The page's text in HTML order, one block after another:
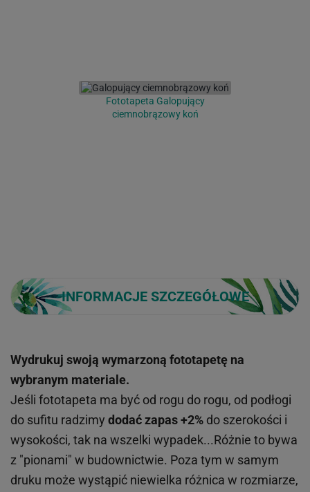
Fototapeta Galopujący
ciemnobrązowy koń
INFORMACJE SZCZEGÓŁOWE
Wydrukuj swoją wymarzoną fototapetę na
wybranym materiale.
Jeśli fototapeta ma być od rogu do rogu, od podłogi
do sufitu radzimy dodać zapas +2% do szerokości i
wysokości, tak na wszelki wypadek...Różnie to bywa
z "pionami" w budownictwie. Poza tym w samym
druku może wystąpić niewielka różnica w rozmiarze,